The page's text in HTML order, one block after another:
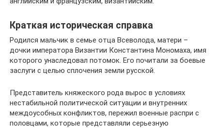
Краткая историческая справка
Родился мальчик в семье отца Всеволода, матери –
дочки императора Византии Константина Мономаха, имя
которого унаследовал потомок. Его почитали за боевые
заслуги с целью сплочения земли русской.
Представитель княжеского рода вырос в условиях
нестабильной политической ситуации и внутренних
междоусобных конфликтов, пережил военные распри с
половцами, которые представляли серьезную